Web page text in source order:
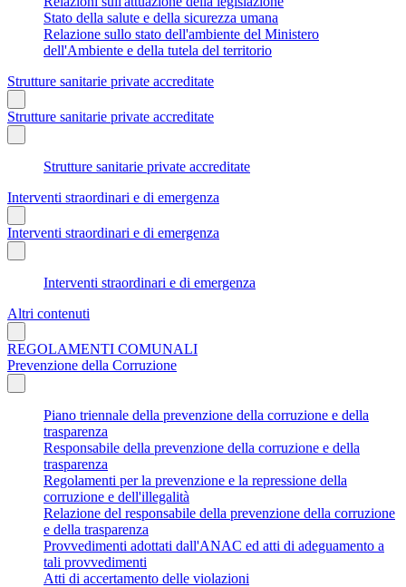
Stato della salute e della sicurezza umana
Relazione sullo stato dell'ambiente del Ministero
dell'Ambiente e della tutela del territorio
Strutture sanitarie private accreditate
Strutture sanitarie private accreditate
Strutture sanitarie private accreditate
Interventi straordinari e di emergenza
Interventi straordinari e di emergenza
Interventi straordinari e di emergenza
Altri contenuti
REGOLAMENTI COMUNALI
Prevenzione della Corruzione
Piano triennale della prevenzione della corruzione e della
trasparenza
Responsabile della prevenzione della corruzione e della
trasparenza
Regolamenti per la prevenzione e la repressione della
corruzione e dell'illegalità
Relazione del responsabile della prevenzione della corruzione
e della trasparenza
Provvedimenti adottati dall'ANAC ed atti di adeguamento a
tali provvedimenti
Atti di accertamento delle violazioni